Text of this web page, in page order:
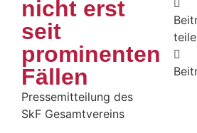
nicht erst
seit
prominenten
Fällen
Pressemitteilung des
SkF Gesamtvereins